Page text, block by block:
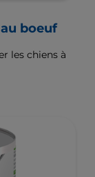
boeuf
les chiens à